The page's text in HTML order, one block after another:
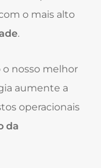
o mais alto
.
nosso melhor
aumente a
operacionais
da